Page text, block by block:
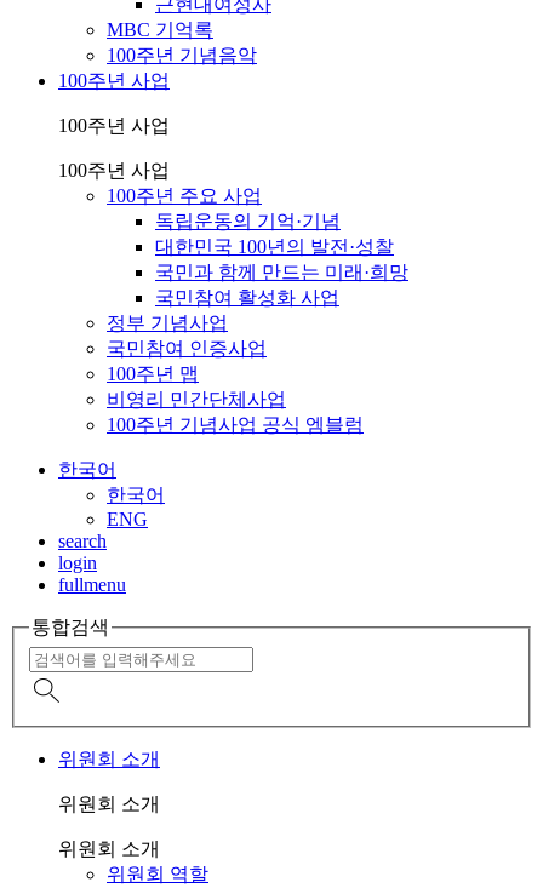
MBC 기억록
100주년 기념음악
100주년 사업
100주년 사업
100주년 사업
100주년 주요 사업
독립운동의 기억·기념
대한민국 100년의 발전·성찰
국민과 함께 만드는 미래·희망
국민참여 활성화 사업
정부 기념사업
국민참여 인증사업
100주년 맵
비영리 민간단체사업
100주년 기념사업 공식 엠블럼
한국어
한국어
ENG
search
login
fullmenu
통합검색
위원회 소개
위원회 소개
위원회 소개
위원회 역할